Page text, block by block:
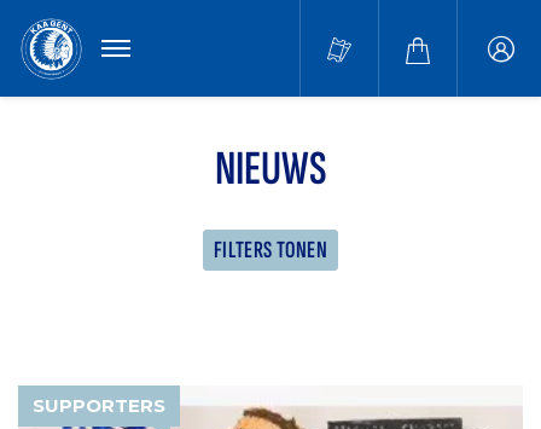
MENU
NIEUWS
FILTERS TONEN
SUPPORTERS